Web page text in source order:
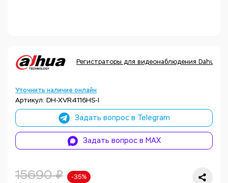
Регистраторы для видеонаблюдения Dahua
Уточнить наличие онлайн
Артикул: DH-XVR4116HS-I
Задать вопрос в Telegram
Задать вопрос в MAX
15690 ₽ -35%